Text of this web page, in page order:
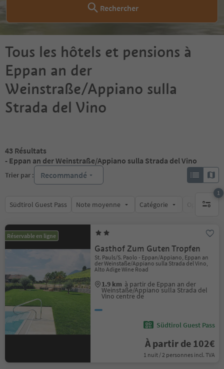
Rechercher
Tous les hôtels et pensions à
Eppan an der
Weinstraße/Appiano sulla
Strada del Vino
43 Résultats
- Eppan an der Weinstraße/Appiano sulla Strada del Vino
Trier par : Recommandé
Südtirol Guest Pass Note moyenne Catégorie Options de
1
1 filtre
Réservable en ligne
Gasthof Zum Guten Tropfen
St. Pauls/S. Paolo - Eppan/Appiano, Eppan an
der Weinstaße/Appiano sulla Strada del Vino,
Alto Adige Wine Road
1.9 km à partir de Eppan an der
Weinstaße/Appiano sulla Strada del
Vino centre de
Südtirol Guest Pass
À partir de 102€
1 nuit / 2 personnes incl. TVA